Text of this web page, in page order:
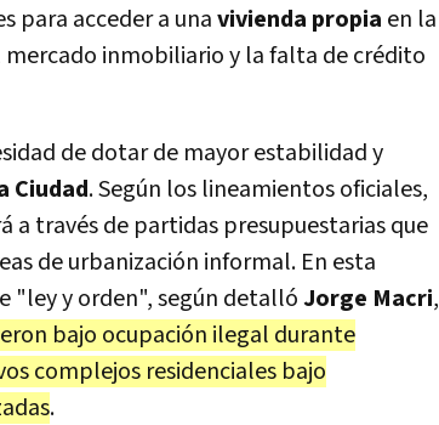
para acceder a unavivienda propia en la
inmobiliario y la falta de crédito
de dotar de mayor estabilidad y
Ciudad. Según los lineamientos oficiales,
a través de partidas presupuestarias que
de urbanización informal. En esta
"ley y orden", según detallóJorge Macri,
bajo ocupación ilegal durante
complejos residenciales bajo
.